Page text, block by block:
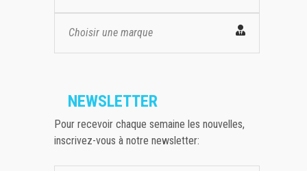
Choisir une marque
NEWSLETTER
Pour recevoir chaque semaine les nouvelles,
inscrivez-vous à notre newsletter: